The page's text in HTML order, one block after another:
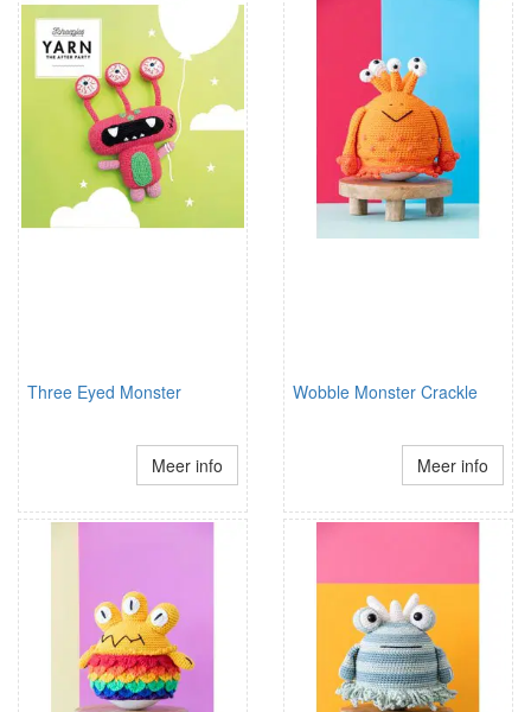
Three Eyed Monster
Meer info
Wobble Monster Crackle
Meer info